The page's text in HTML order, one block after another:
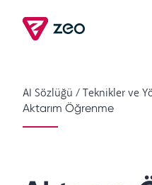
AI Sözlüğü /Teknikler ve
Aktarım Öğrenme